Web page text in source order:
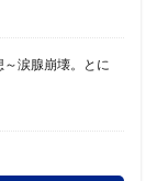
涙腺崩壊。とに